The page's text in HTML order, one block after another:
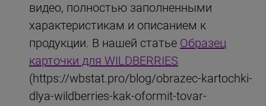
видео, полностью заполненными
характеристикам и описанием к
продукции. В нашей статье Образец
карточки для WILDBERRIES
(https://wbstat.pro/blog/obrazec-kartochki-
dlya-wildberries-kak-oformit-tovar-